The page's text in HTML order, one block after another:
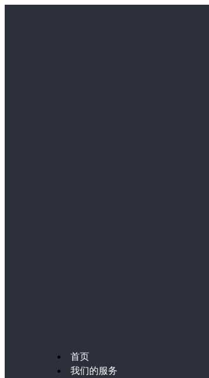
首页
我们的服务